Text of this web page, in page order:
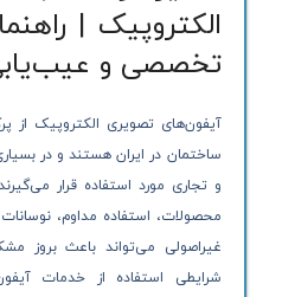
الکتروپیک |
تخصصی و
آیفون‌های تصویری الکتروپیک از
ساختمان در ایران هستند و در
و تجاری مورد استفاده قرار
محصولات، استفاده مداوم،
غیراصولی می‌تواند باعث بروز
شرایطی استفاده از خدمات